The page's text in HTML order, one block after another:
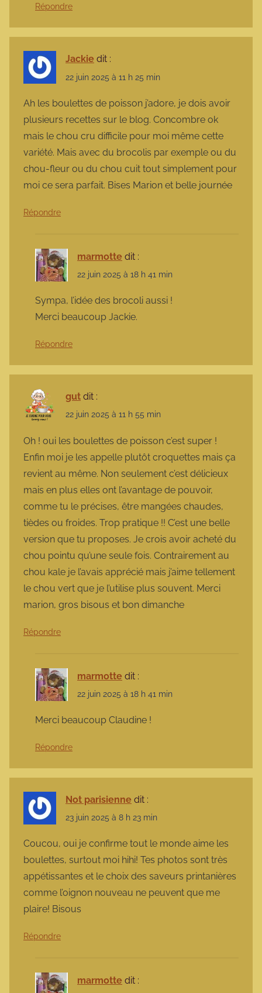
Répondre
Jackie dit :
22 juin 2025 à 11 h 25 min
Ah les boulettes de poisson j’adore, je dois avoir
plusieurs recettes sur le blog. Concombre ok
mais le chou cru difficile pour moi même cette
variété. Mais avec du brocolis par exemple ou du
chou-fleur ou du chou cuit tout simplement pour
moi ce sera parfait. Bises Marion et belle journée
Répondre
marmotte dit :
22 juin 2025 à 18 h 41 min
Sympa, l’idée des brocoli aussi !
Merci beaucoup Jackie.
Répondre
gut dit :
22 juin 2025 à 11 h 55 min
Oh ! oui les boulettes de poisson c’est super !
Enfin moi je les appelle plutôt croquettes mais ça
revient au même. Non seulement c’est délicieux
mais en plus elles ont l’avantage de pouvoir,
comme tu le précises, être mangées chaudes,
tièdes ou froides. Trop pratique !! C’est une belle
version que tu proposes. Je crois avoir acheté du
chou pointu qu’une seule fois. Contrairement au
chou kale je l’avais apprécié mais j’aime tellement
le chou vert que je l’utilise plus souvent. Merci
marion, gros bisous et bon dimanche
Répondre
marmotte dit :
22 juin 2025 à 18 h 41 min
Merci beaucoup Claudine !
Répondre
Not parisienne dit :
23 juin 2025 à 8 h 23 min
Coucou, oui je confirme tout le monde aime les
boulettes, surtout moi hihi! Tes photos sont très
appétissantes et le choix des saveurs printanières
comme l’oignon nouveau ne peuvent que me
plaire! Bisous
Répondre
marmotte dit :